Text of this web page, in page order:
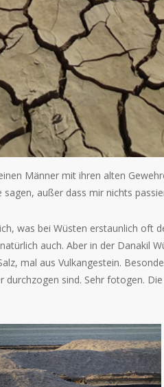
Männer mit ihren alten
außer dass mir nichts
was bei Wüsten erstaunlich oft
auch. Aber in der Danakil
mal aus Vulkangestein.
sind. Sehr fotogen.